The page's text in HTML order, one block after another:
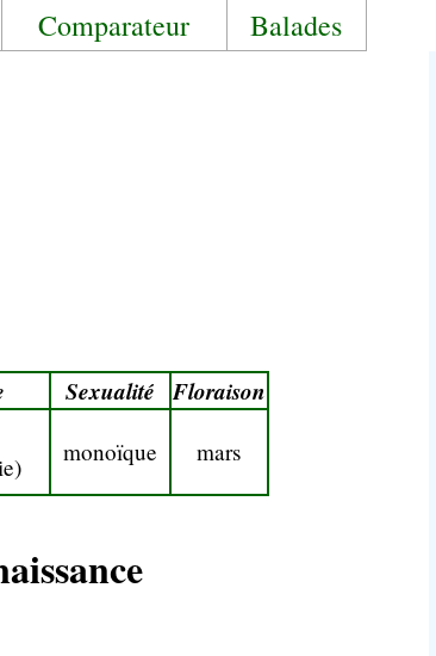
Comparateur Balades
Sexualité Floraison
monoïque mars